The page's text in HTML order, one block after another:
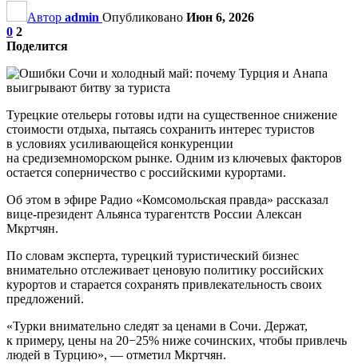
Автор admin Опубликовано Июн 6, 2026
0 2
Поделится
Турецкие отельеры готовы идти на существенное снижение
стоимости отдыха, пытаясь сохранить интерес туристов
в условиях усиливающейся конкуренции
на средиземноморском рынке. Одним из ключевых факторов
остается соперничество с российскими курортами.
Об этом в эфире Радио «Комсомольская правда» рассказал
вице-президент Альянса турагентств России Алексан
Мкртчян.
По словам эксперта, турецкий туристический бизнес
внимательно отслеживает ценовую политику российских
курортов и старается сохранять привлекательность своих
предложений.
«Турки внимательно следят за ценами в Сочи. Держат,
к примеру, цены на 20−25% ниже сочинских, чтобы привлечь
людей в Турцию», — отметил Мкртчян.